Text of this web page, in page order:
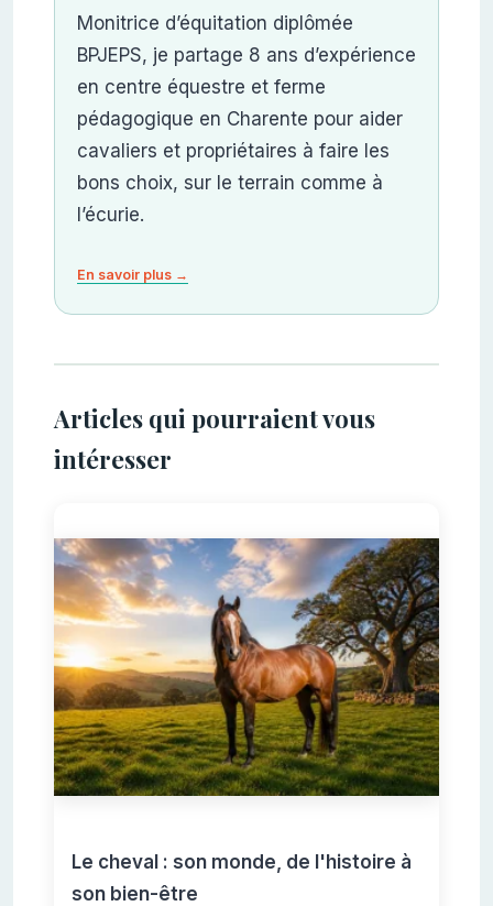
Monitrice d’équitation diplômée
BPJEPS, je partage 8 ans d’expérience
en centre équestre et ferme
pédagogique en Charente pour aider
cavaliers et propriétaires à faire les
bons choix, sur le terrain comme à
l’écurie.
En savoir plus →
Articles qui pourraient vous
intéresser
Le cheval : son monde, de l'histoire à
son bien-être